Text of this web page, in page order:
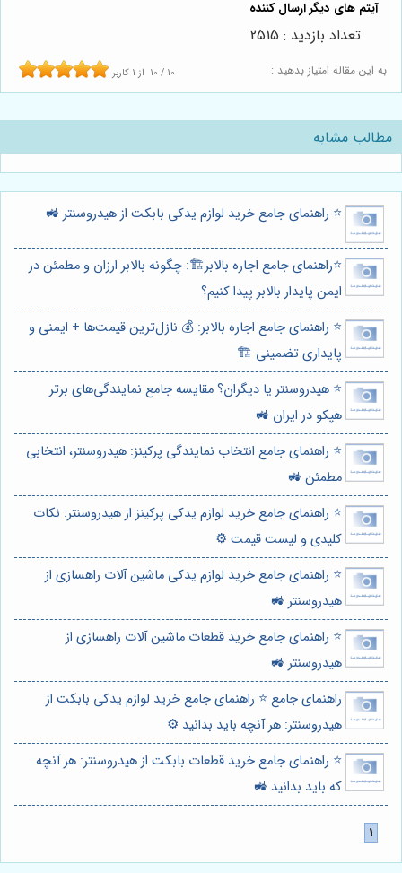
به این مقاله امتیاز بدهید : 10 / 10 از 1 کاربر
تعداد بازدید : 2515
مطالب مشابه
⭐️ راهنمای جامع خرید لوازم یدکی بابکت از هیدروسنتر 🚜
⭐️راهنمای جامع اجاره بالابر🏗️: چگونه بالابر ارزان و مطمئن در
ایمن پایدار بالابر پیدا کنیم؟
⭐️ راهنمای جامع اجاره بالابر: 💰 نازل‌ترین قیمت‌ها + ایمنی و
پایداری تضمینی 🏗️
⭐️ هیدروسنتر یا دیگران؟ مقایسه جامع نمایندگی‌های برتر
هپکو در ایران 🚜
⭐️ راهنمای جامع انتخاب نمایندگی پرکینز: هیدروسنتر، انتخابی
مطمئن 🚜
⭐️ راهنمای جامع خرید لوازم یدکی پرکینز از هیدروسنتر: نکات
کلیدی و لیست قیمت ⚙️
⭐️ راهنمای جامع خرید لوازم یدکی ماشین آلات راهسازی از
هیدروسنتر 🚜
⭐️ راهنمای جامع خرید قطعات ماشین آلات راهسازی از
هیدروسنتر 🚜
راهنمای جامع ⭐️ راهنمای جامع خرید لوازم یدکی بابکت از
هیدروسنتر: هر آنچه باید بدانید ⚙️
⭐️ راهنمای جامع خرید قطعات بابکت از هیدروسنتر: هر آنچه
که باید بدانید 🚜